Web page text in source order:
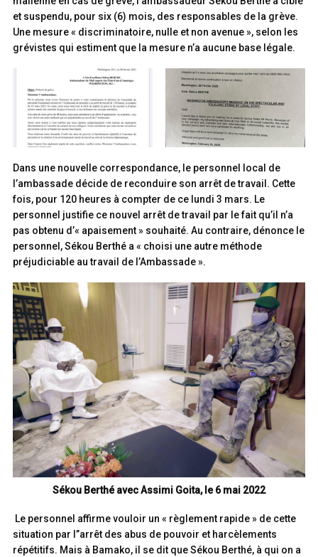
et suspendu, pour six (6) mois, des responsables de la grève.
Une mesure « discriminatoire, nulle et non avenue », selon les
grévistes qui estiment que la mesure n’a aucune base légale.
Dans une nouvelle correspondance, le personnel local de
l’ambassade décide de reconduire son arrêt de travail. Cette
fois, pour 120 heures à compter de ce lundi 3 mars. Le
personnel justifie ce nouvel arrêt de travail par le fait qu’il n’a
pas obtenu d’« apaisement » souhaité. Au contraire, dénonce le
personnel, Sékou Berthé a « choisi une autre méthode
préjudiciable au travail de l’Ambassade ».
Sékou Berthé avec Assimi Goita, le 6 mai 2022
Le personnel affirme vouloir un « règlement rapide » de cette
situation par l’’arrêt des abus de pouvoir et harcèlements
répétitifs. Mais à Bamako, il se dit que Sékou Berthé, à qui on a